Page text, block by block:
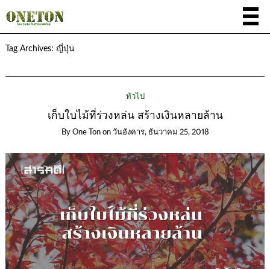
Tag Archives: ญี่ปุ่น
ทั่วไป
เก็บใบไม้ที่ร่วงหล่น สร้างเงินหลายล้าน
By One Ton on วันอังคาร, ธันวาคม 25, 2018